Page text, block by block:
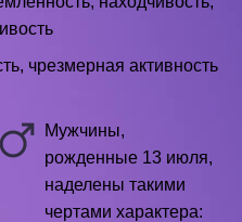
чрезмерная активность
Мужчины,
рожденные 13 июля,
наделены такими
чертами характера: